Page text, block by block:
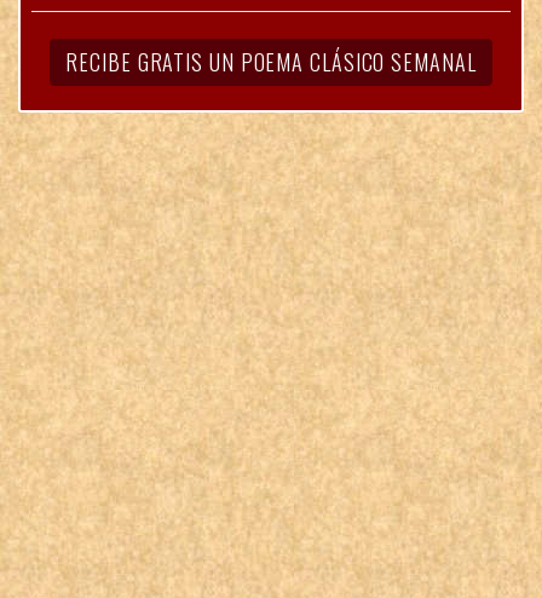
RECIBE GRATIS UN POEMA CLÁSICO SEMANAL